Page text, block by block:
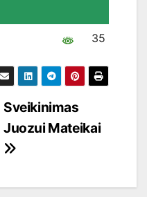
35
Sveikinimas
Juozui Mateikai